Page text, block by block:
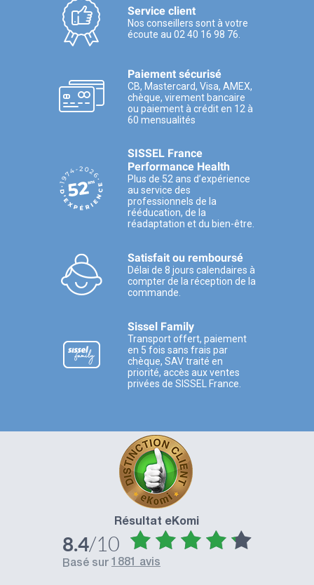
Service client
Nos conseillers sont à votre
écoute au 02 40 16 98 76.
Paiement sécurisé
CB, Mastercard, Visa, AMEX,
chèque, virement bancaire
ou paiement à crédit en 12 à
60 mensualités
SISSEL France
Performance Health
Plus de 52 ans d’expérience
au service des
professionnels de la
rééducation, de la
réadaptation et du bien-être.
Satisfait ou remboursé
Délai de 8 jours calendaires à
compter de la réception de la
commande.
Sissel Family
Transport offert, paiement
en 5 fois sans frais par
chèque, SAV traité en
priorité, accès aux ventes
privées de SISSEL France.
Résultat eKomi
8.4/10
basé sur 1881 avis